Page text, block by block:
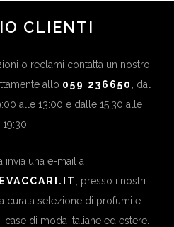
CLIENTI
o reclami contatta un nostro
allo 059 236650
, dal
alle 13:00 e dalle 15:30 alle
19:30.
invia una e-mail a
; presso i nostri
curata selezione di profumi e
di moda italiane ed estere.